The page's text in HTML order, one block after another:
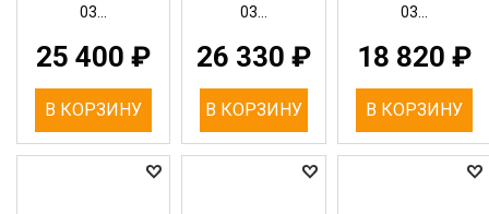
03...
25 400 ₽
В КОРЗИНУ
03...
26 330 ₽
В КОРЗИНУ
03...
18 820 ₽
В КОРЗИНУ